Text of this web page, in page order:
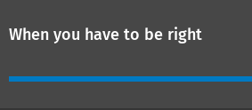
When you have to be right